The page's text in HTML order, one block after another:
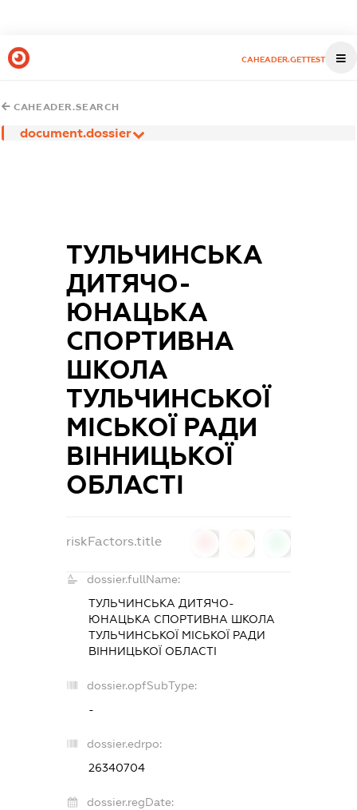
CAHEADER.GETTEST
CAHEADER.SEARCH
document.dossier
ТУЛЬЧИНСЬКА
ДИТЯЧО-
ЮНАЦЬКА
СПОРТИВНА
ШКОЛА
ТУЛЬЧИНСЬКОЇ
МІСЬКОЇ РАДИ
ВІННИЦЬКОЇ
ОБЛАСТІ
riskFactors.title
dossier.fullName:
ТУЛЬЧИНСЬКА ДИТЯЧО-
ЮНАЦЬКА СПОРТИВНА ШКОЛА
ТУЛЬЧИНСЬКОЇ МІСЬКОЇ РАДИ
ВІННИЦЬКОЇ ОБЛАСТІ
dossier.opfSubType:
-
dossier.edrpo:
26340704
dossier.regDate: